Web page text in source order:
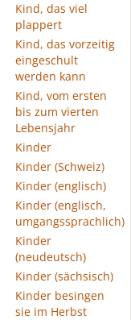
Kind, das viel
plappert
Kind, das vorzeitig
eingeschult
werden kann
Kind, vom ersten
bis zum vierten
Lebensjahr
Kinder
Kinder (Schweiz)
Kinder (englisch)
Kinder (englisch,
umgangssprachlich)
Kinder
(neudeutsch)
Kinder (sächsisch)
Kinder besingen
sie im Herbst